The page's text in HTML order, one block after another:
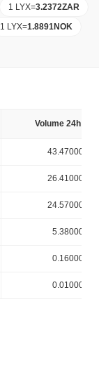
1 LYX=3.2372ZAR
1 LYX=1.8891NOK
Volume 24h (%)
43.470000%
26.410000%
24.570000%
5.380000%
0.160000%
0.010000%